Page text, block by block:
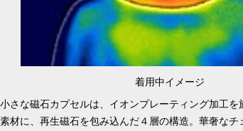
カラー：ゴールド
サイズ：M
着用中イメージ
さな磁石カプセルは、イオンプレーティング加工
材に、再生磁石を包み込んだ４層の構造。華奢な